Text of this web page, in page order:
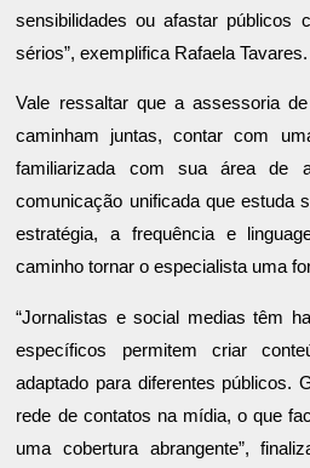
sensibilidades ou afastar públicos
sérios”, exemplifica Rafaela Tavares.
Vale ressaltar que a assessoria
caminham juntas, contar com
familiarizada com sua área de
comunicação unificada que estuda
estratégia, a frequência e
caminho tornar o especialista uma
“Jornalistas e social medias têm
específicos permitem criar
adaptado para diferentes públicos.
rede de contatos na mídia, o que
uma cobertura abrangente”,